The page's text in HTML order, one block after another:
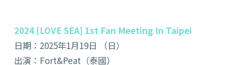
2024 [LOVE SEA] 1st Fan Meeting In Taipei
日期：2025年1月19日 （日）
出演：Fort&Peat（泰國）